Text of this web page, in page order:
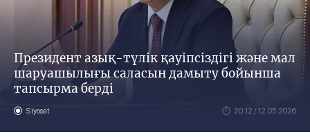
Президент азық-түлік қауіпсіздігі және мал
шаруашылығы саласын дамыту бойынша
тапсырма берді
Siyosat 20:12 / 12.05.2026